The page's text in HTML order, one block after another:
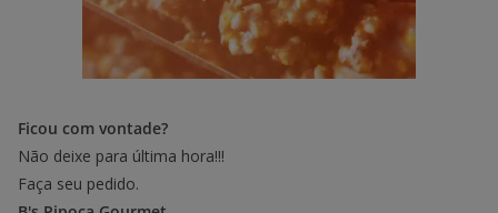
Ficou com vontade?
Não deixe para última hora!!!
Faça seu pedido.